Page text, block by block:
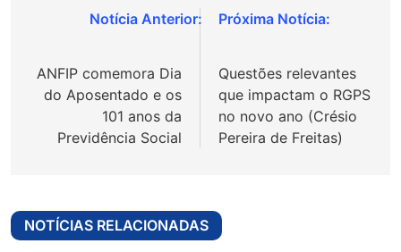
Navegação
Post
ANFIP comemora Dia
do Aposentado e os
101 anos da
Previdência Social
Questões relevantes
que impactam o RGPS
no novo ano (Crésio
Pereira de Freitas)
NOTÍCIAS RELACIONADAS